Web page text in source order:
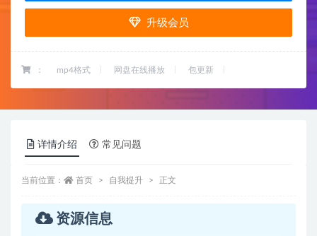
升级会员
： mp4格式 网盘在线播放 包更新
详情介绍 常见问题
当前位置： 首页 自我提升 正文
资源信息